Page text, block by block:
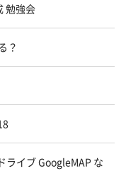
勉強会
？
イブ GoogleMAP な